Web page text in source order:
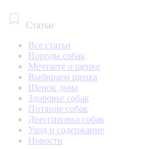
Статьи
Все статьи
Породы собак
Мечтаете о щенке
Выбираем щенка
Щенок дома
Здоровье собак
Питание собак
Дрессировка собак
Уход и содержание
Новости